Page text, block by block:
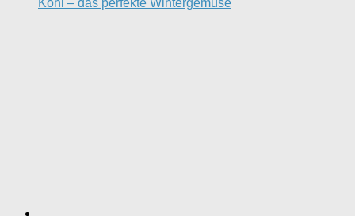
Kohl – das perfekte Wintergemüse